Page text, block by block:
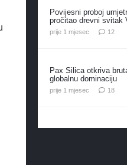
Povijesni proboj
pročitao drevni svitak
prije 1 mjesec 12
Pax Silica otkriva
globalnu dominaciju
prije 1 mjesec 18